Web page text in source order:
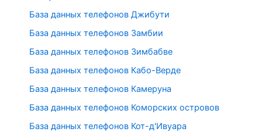
База данных телефонов Джибути
База данных телефонов Замбии
База данных телефонов Зимбабве
База данных телефонов Кабо-Верде
База данных телефонов Камеруна
База данных телефонов Коморских островов
База данных телефонов Кот-д'Ивуара